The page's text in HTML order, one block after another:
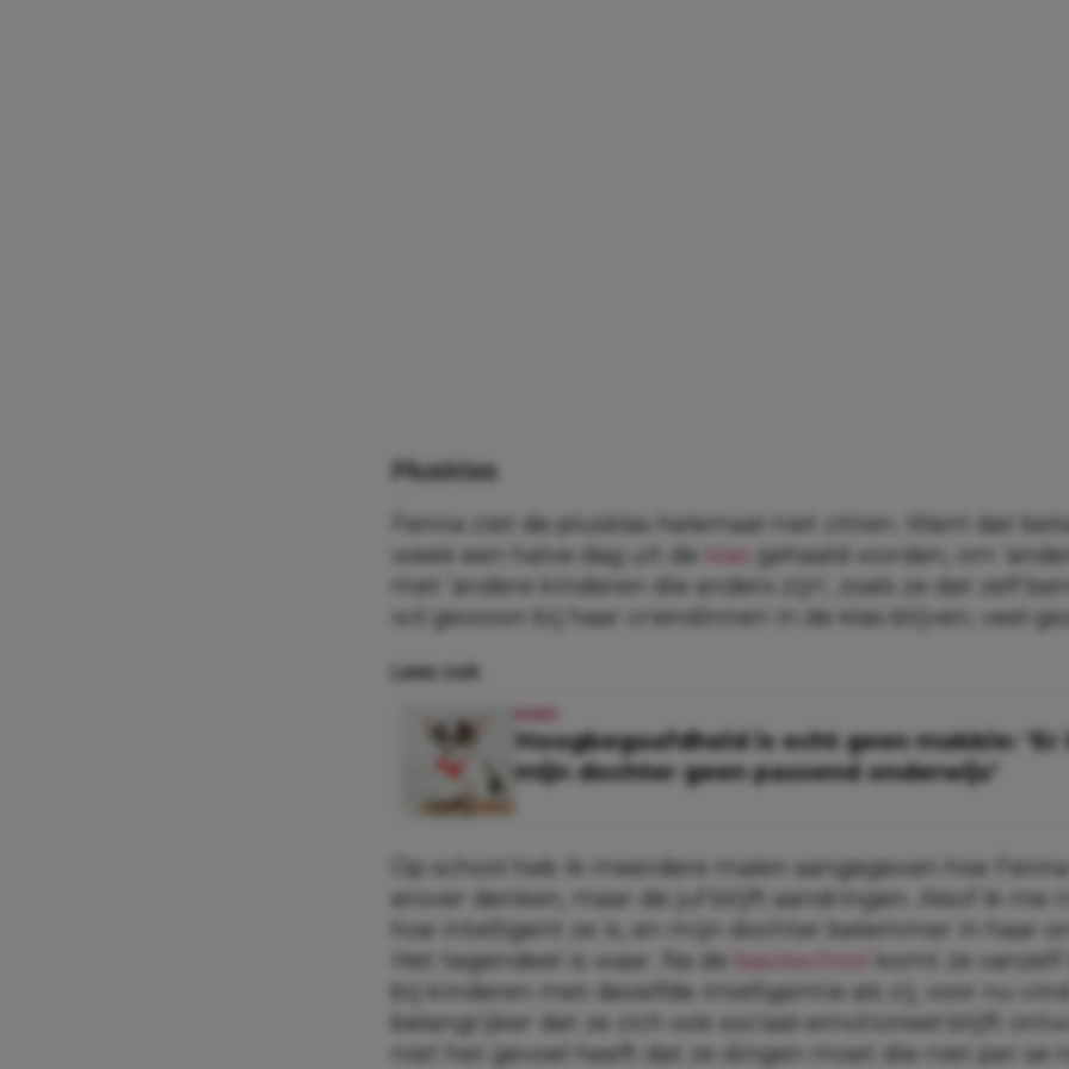
Plusklas
Fenna ziet de plusklas helemaal niet zitten. Want dat
week een halve dag uit de
klas
gehaald worden, om
met ‘andere kinderen die anders zijn’, zoals ze dat zelf
wil gewoon bij haar vriendinnen in de klas blijven, veel
Lees ook
Hoogbegaafdheid is echt geen makkie: ‘Er
mijn dochter geen passend onderwijs’
Op school heb ik meerdere malen aangegeven hoe
erover denken, maar de juf blijft aandringen. Alsof ik me
hoe intelligent ze is, en mijn dochter belemmer in haar
Het tegendeel is waar. Na de
basisschool
komt ze vanzelf
bij kinderen met dezelfde intelligentie als zij, voor nu vind
belangrijker dat ze zich ook sociaal-emotioneel blijft
niet het gevoel heeft dat ze dingen moet die niet per se